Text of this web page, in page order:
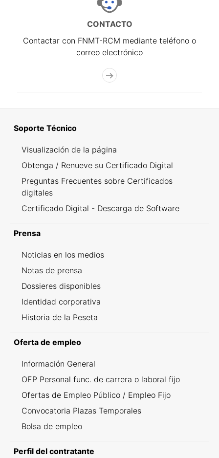
CONTACTO
Contactar con FNMT-RCM mediante teléfono o
correo electrónico
Soporte Técnico
Visualización de la página
Obtenga / Renueve su Certificado Digital
Preguntas Frecuentes sobre Certificados
digitales
Certificado Digital - Descarga de Software
Prensa
Noticias en los medios
Notas de prensa
Dossieres disponibles
Identidad corporativa
Historia de la Peseta
Oferta de empleo
Información General
OEP Personal func. de carrera o laboral fijo
Ofertas de Empleo Público / Empleo Fijo
Convocatoria Plazas Temporales
Bolsa de empleo
Perfil del contratante